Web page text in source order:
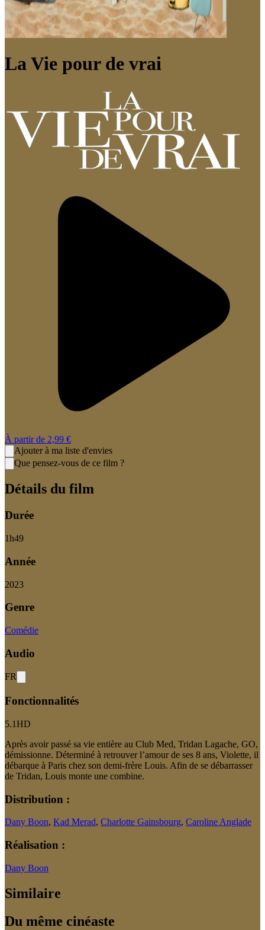
La Vie pour de vrai
À partir de 2,99 €
Ajouter à ma liste d'envies
Que pensez-vous de ce film ?
Détails du film
Durée
1h49
Année
2023
Genre
Comédie
Audio
FR
Fonctionnalités
5.1HD
Après avoir passé sa vie entière au Club Med, Tridan Lagache, GO,
démissionne. Déterminé à retrouver l’amour de ses 8 ans, Violette, il
débarque à Paris chez son demi-frère Louis. Afin de se débarrasser
de Tridan, Louis monte une combine.
Distribution :
Dany Boon, Kad Merad, Charlotte Gainsbourg, Caroline Anglade
Réalisation :
Dany Boon
Similaire
Du même cinéaste